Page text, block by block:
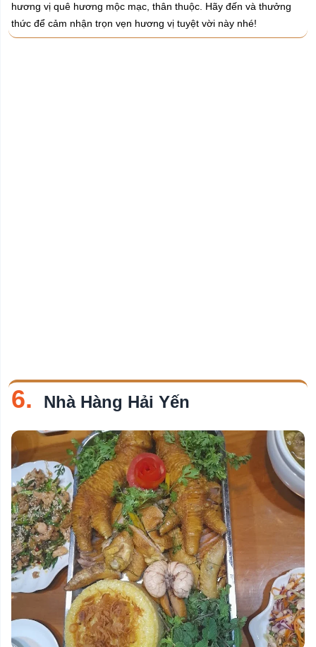
hương vị quê hương mộc mạc, thân thuộc. Hãy đến và thưởng
thức để cảm nhận trọn vẹn hương vị tuyệt vời này nhé!
6. Nhà Hàng Hải Yến